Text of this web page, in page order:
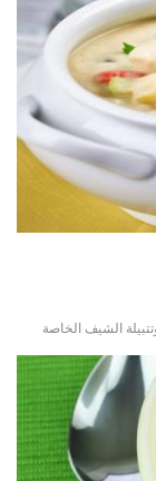
الشيف الخاصة